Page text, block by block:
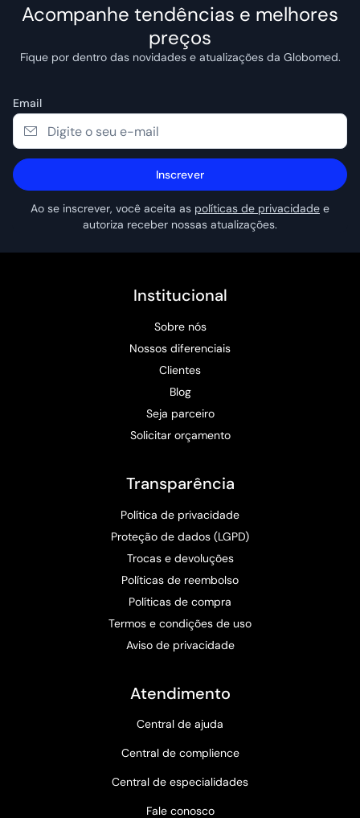
Acompanhe tendências e melhores
preços
Fique por dentro das novidades e atualizações da Globomed.
Email
Inscrever
Ao se inscrever, você aceita as políticas de privacidade e
autoriza receber nossas atualizações.
Institucional
Sobre nós
Nossos diferenciais
Clientes
Blog
Seja parceiro
Solicitar orçamento
Transparência
Política de privacidade
Proteção de dados (LGPD)
Trocas e devoluções
Políticas de reembolso
Políticas de compra
Termos e condições de uso
Aviso de privacidade
Atendimento
Central de ajuda
Central de complience
Central de especialidades
Fale conosco